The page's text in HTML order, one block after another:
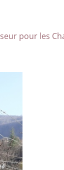
pour les